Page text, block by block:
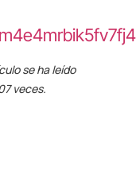
se ha leído
veces.